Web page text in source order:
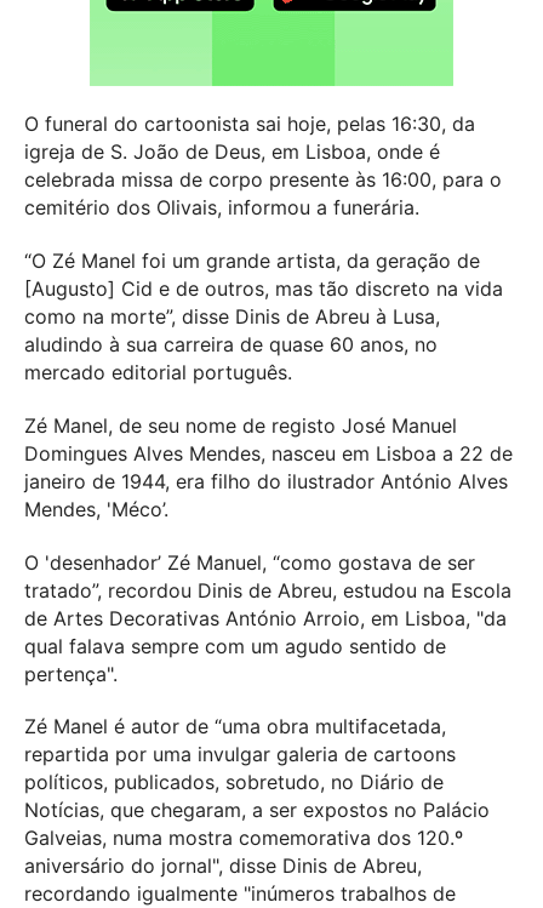
O funeral do cartoonista sai hoje, pelas 16:30, da
igreja de S. João de Deus, em Lisboa, onde é
celebrada missa de corpo presente às 16:00, para o
cemitério dos Olivais, informou a funerária.
“O Zé Manel foi um grande artista, da geração de
[Augusto] Cid e de outros, mas tão discreto na vida
como na morte”, disse Dinis de Abreu à Lusa,
aludindo à sua carreira de quase 60 anos, no
mercado editorial português.
Zé Manel, de seu nome de registo José Manuel
Domingues Alves Mendes, nasceu em Lisboa a 22 de
janeiro de 1944, era filho do ilustrador António Alves
Mendes, 'Méco’.
O 'desenhador’ Zé Manuel, “como gostava de ser
tratado”, recordou Dinis de Abreu, estudou na Escola
de Artes Decorativas António Arroio, em Lisboa, "da
qual falava sempre com um agudo sentido de
pertença".
Zé Manel é autor de “uma obra multifacetada,
repartida por uma invulgar galeria de cartoons
políticos, publicados, sobretudo, no Diário de
Notícias, que chegaram, a ser expostos no Palácio
Galveias, numa mostra comemorativa dos 120.º
aniversário do jornal", disse Dinis de Abreu,
recordando igualmente "inúmeros trabalhos de